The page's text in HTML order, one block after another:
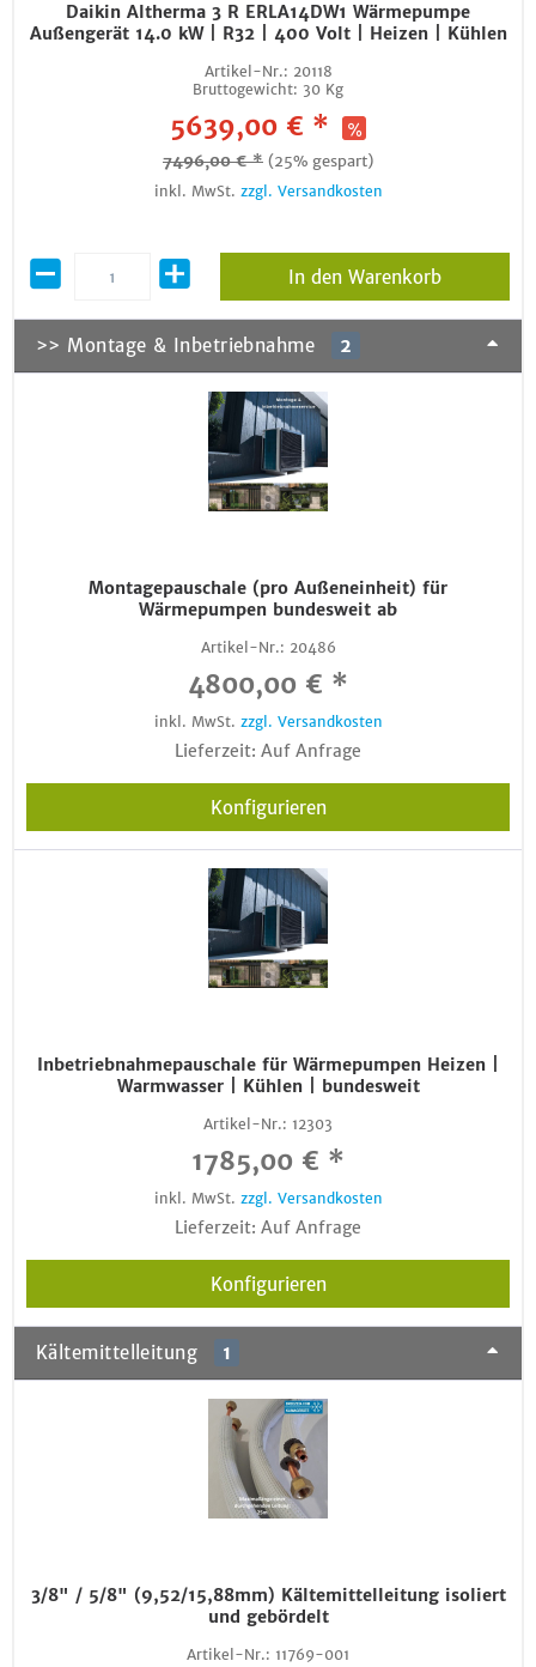
Daikin Altherma 3 R ERLA14DW1 Wärmepumpe
Außengerät 14.0 kW | R32 | 400 Volt | Heizen | Kühlen
Artikel-Nr.: 20118
Bruttogewicht: 30 Kg
5639,00 € *
7496,00 € * (25% gespart)
inkl. MwSt. zzgl. Versandkosten
In den Warenkorb
>> Montage & Inbetriebnahme 2
Montagepauschale (pro Außeneinheit) für
Wärmepumpen bundesweit ab
Artikel-Nr.: 20486
4800,00 € *
inkl. MwSt. zzgl. Versandkosten
Lieferzeit: Auf Anfrage
Konfigurieren
Inbetriebnahmepauschale für Wärmepumpen Heizen |
Warmwasser | Kühlen | bundesweit
Artikel-Nr.: 12303
1785,00 € *
inkl. MwSt. zzgl. Versandkosten
Lieferzeit: Auf Anfrage
Konfigurieren
Kältemittelleitung 1
3/8" / 5/8" (9,52/15,88mm) Kältemittelleitung isoliert
und gebördelt
Artikel-Nr.: 11769-001